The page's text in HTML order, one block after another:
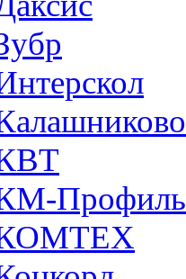
Профиль